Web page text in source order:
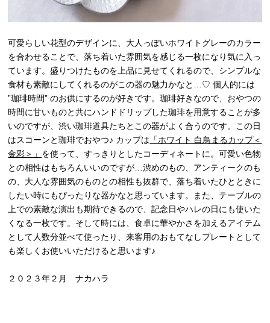
可愛らしい花型のデザインに、大人っぽいホワイトグレーのカラー
を合わせることで、落ち着いた雰囲気を感じる一枚になり気に入っ
ています。盛りつけたものを上品に見せてくれるので、シンプルな
食材も素敵にしてくれるのがこの器の魅力かなと…♡ 個人的には
”珈琲時間” のお供にするのが好きです。珈琲好きなので、おやつの
時間に甘いものと共にハンドドリップした珈琲を用意することが多
いのですが、渋い珈琲道具たちとこの器がよく合うのです。この日
はスコーンと珈琲でおやつ♪ カップは 「ホワイト 白鳥まるカップ＜
金彩＞」 を使って、すっきりとしたコーディネートに。可愛い色物
との相性はもちろんいいのですが…渋めのもの、アンティークのも
の、大人な雰囲気のものとの相性も抜群で、落ち着いたひとときに
したい時にもぴったりな器かなと思っています。また、テーブルの
上での素敵な演出も期待できるので、記念日やハレの日にも使いた
くなる一枚です。そして時には、食卓に華やかさを加えるアイテム
として人数分並べて使ったり、来客用のおもてなしプレートとして
も楽しくお使いいただけると思います♪
２０２３年２月 ナカハラ